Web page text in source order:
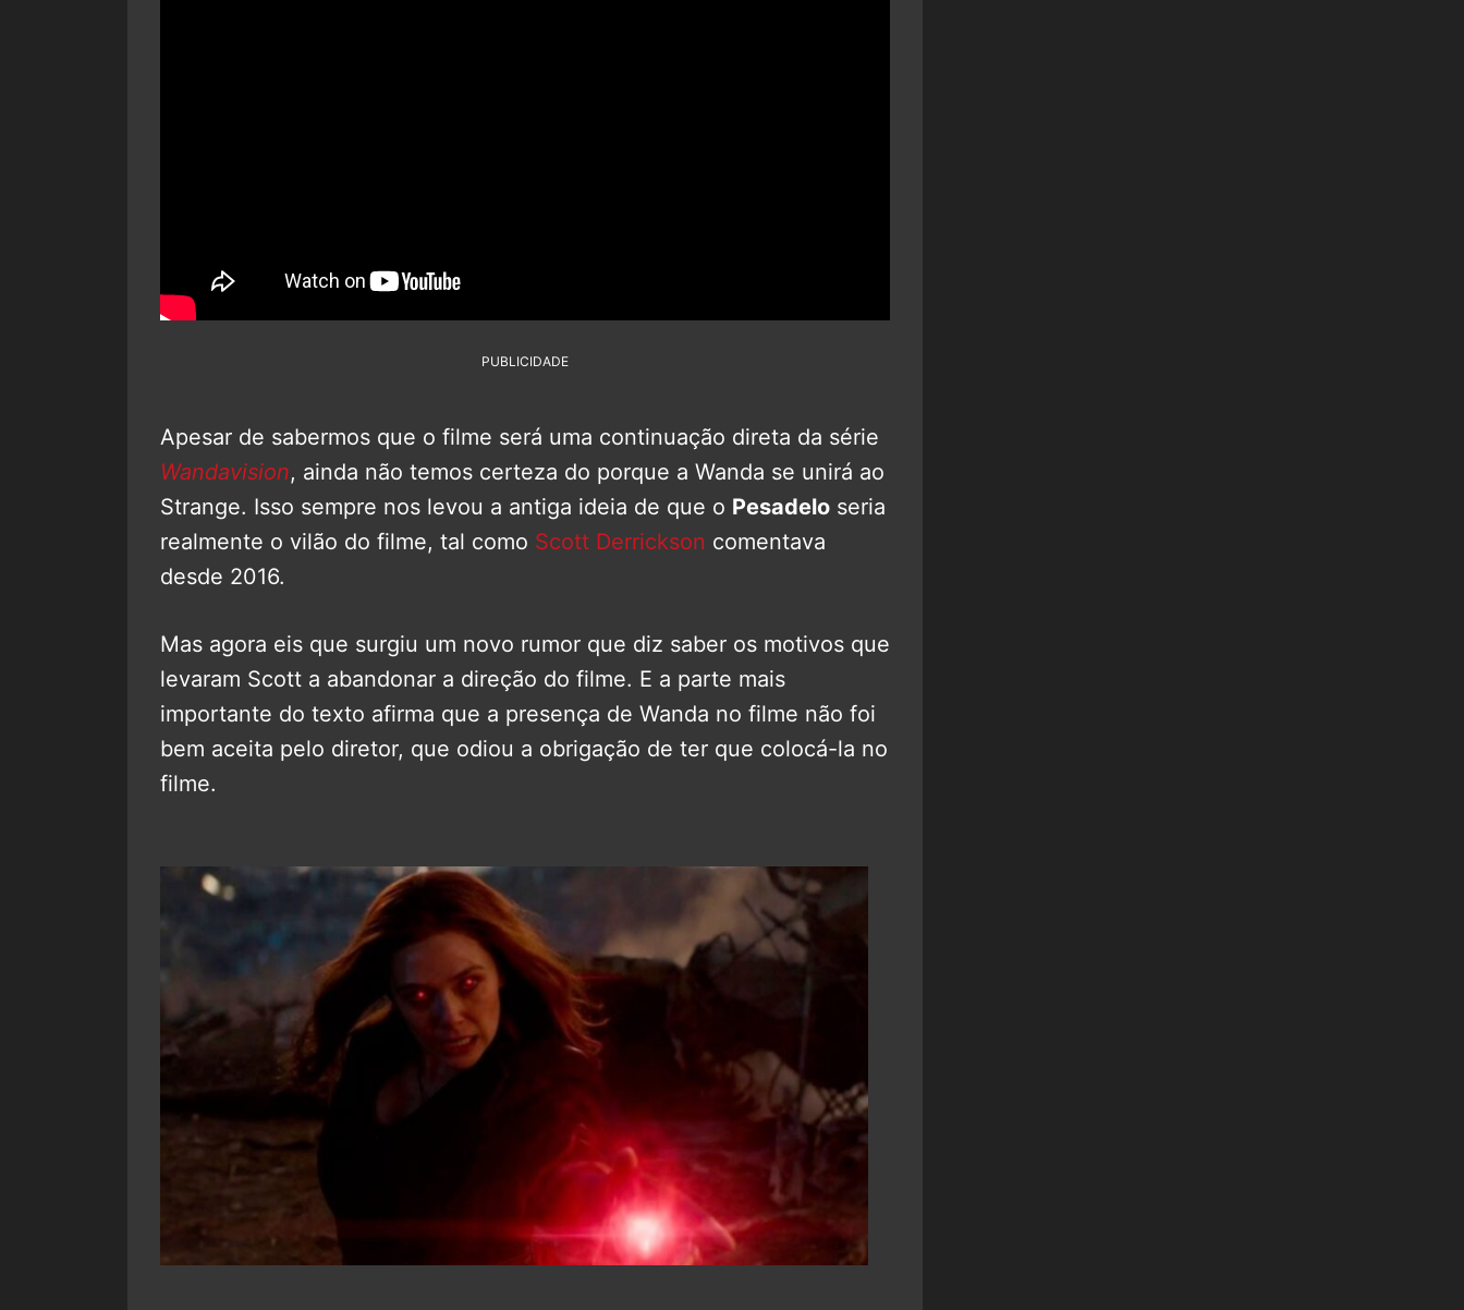
PUBLICIDADE
Apesar de sabermos que o filme será uma continuação direta da série
Wandavision, ainda não temos certeza do porque a Wanda se unirá ao
Strange. Isso sempre nos levou a antiga ideia de que o Pesadelo seria
realmente o vilão do filme, tal como Scott Derrickson comentava
desde 2016.
Mas agora eis que surgiu um novo rumor que diz saber os motivos que
levaram Scott a abandonar a direção do filme. E a parte mais
importante do texto afirma que a presença de Wanda no filme não foi
bem aceita pelo diretor, que odiou a obrigação de ter que colocá-la no
filme.